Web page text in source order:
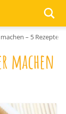
– 5 Rezepte
machen